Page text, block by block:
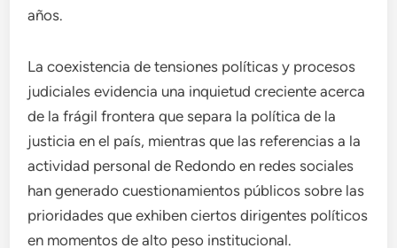
años.
La coexistencia de tensiones políticas y procesos
judiciales evidencia una inquietud creciente acerca
de la frágil frontera que separa la política de la
justicia en el país, mientras que las referencias a la
actividad personal de Redondo en redes sociales
han generado cuestionamientos públicos sobre las
prioridades que exhiben ciertos dirigentes políticos
en momentos de alto peso institucional.